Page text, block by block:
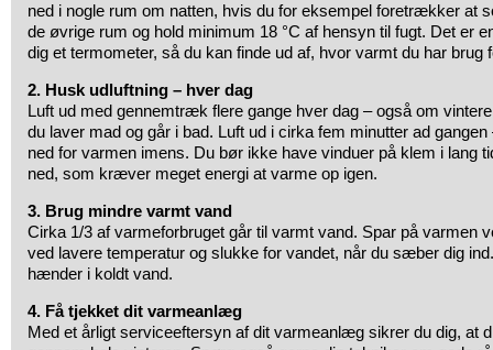
ned i nogle rum om natten, hvis du for eksempel foretrækker at
de øvrige rum og hold minimum 18 °C af hensyn til fugt. Det er
dig et termometer, så du kan finde ud af, hvor varmt du har brug
2. Husk udluftning – hver dag
Luft ud med gennemtræk flere gange hver dag – også om
du laver mad og går i bad. Luft ud i cirka fem minutter ad
ned for varmen imens. Du bør ikke have vinduer på klem i lang
ned, som kræver meget energi at varme op igen.
3. Brug mindre varmt vand
Cirka 1/3 af varmeforbruget går til varmt vand. Spar på varmen
ved lavere temperatur og slukke for vandet, når du sæber dig
hænder i koldt vand.
4. Få tjekket dit varmeanlæg
Med et årligt serviceeftersyn af dit varmeanlæg sikrer du dig, at